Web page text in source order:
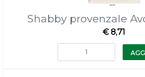
Shabby provenzale
€ 8,71
Quantità